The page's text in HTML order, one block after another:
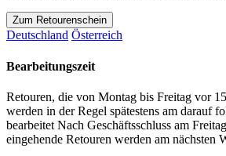
Zum Retourenschein
Deutschland Österreich
Bearbeitungszeit
Retouren, die von Montag bis Freitag vor
werden in der Regel spätestens am darauf
bearbeitet Nach Geschäftsschluss am
eingehende Retouren werden am nächsten